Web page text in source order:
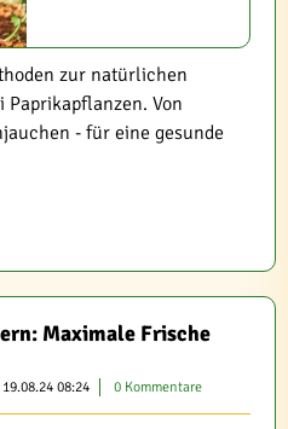
zur natürlichen
Von
- für eine gesunde
Maximale Frische
19.08.24 08:24 0 Kommentare